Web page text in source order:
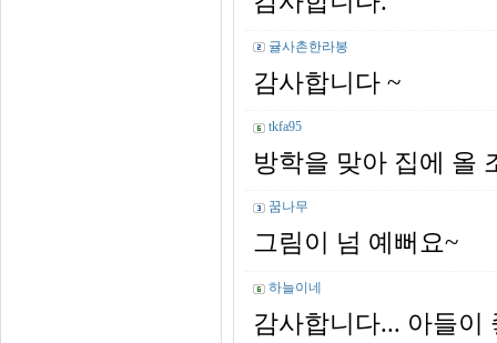
귤사촌한라봉
감사합니다 ~
tkfa95
방학을 맞아 집에 올
꿈나무
그림이 넘 예뻐요~
하늘이네
감사합니다... 아들이